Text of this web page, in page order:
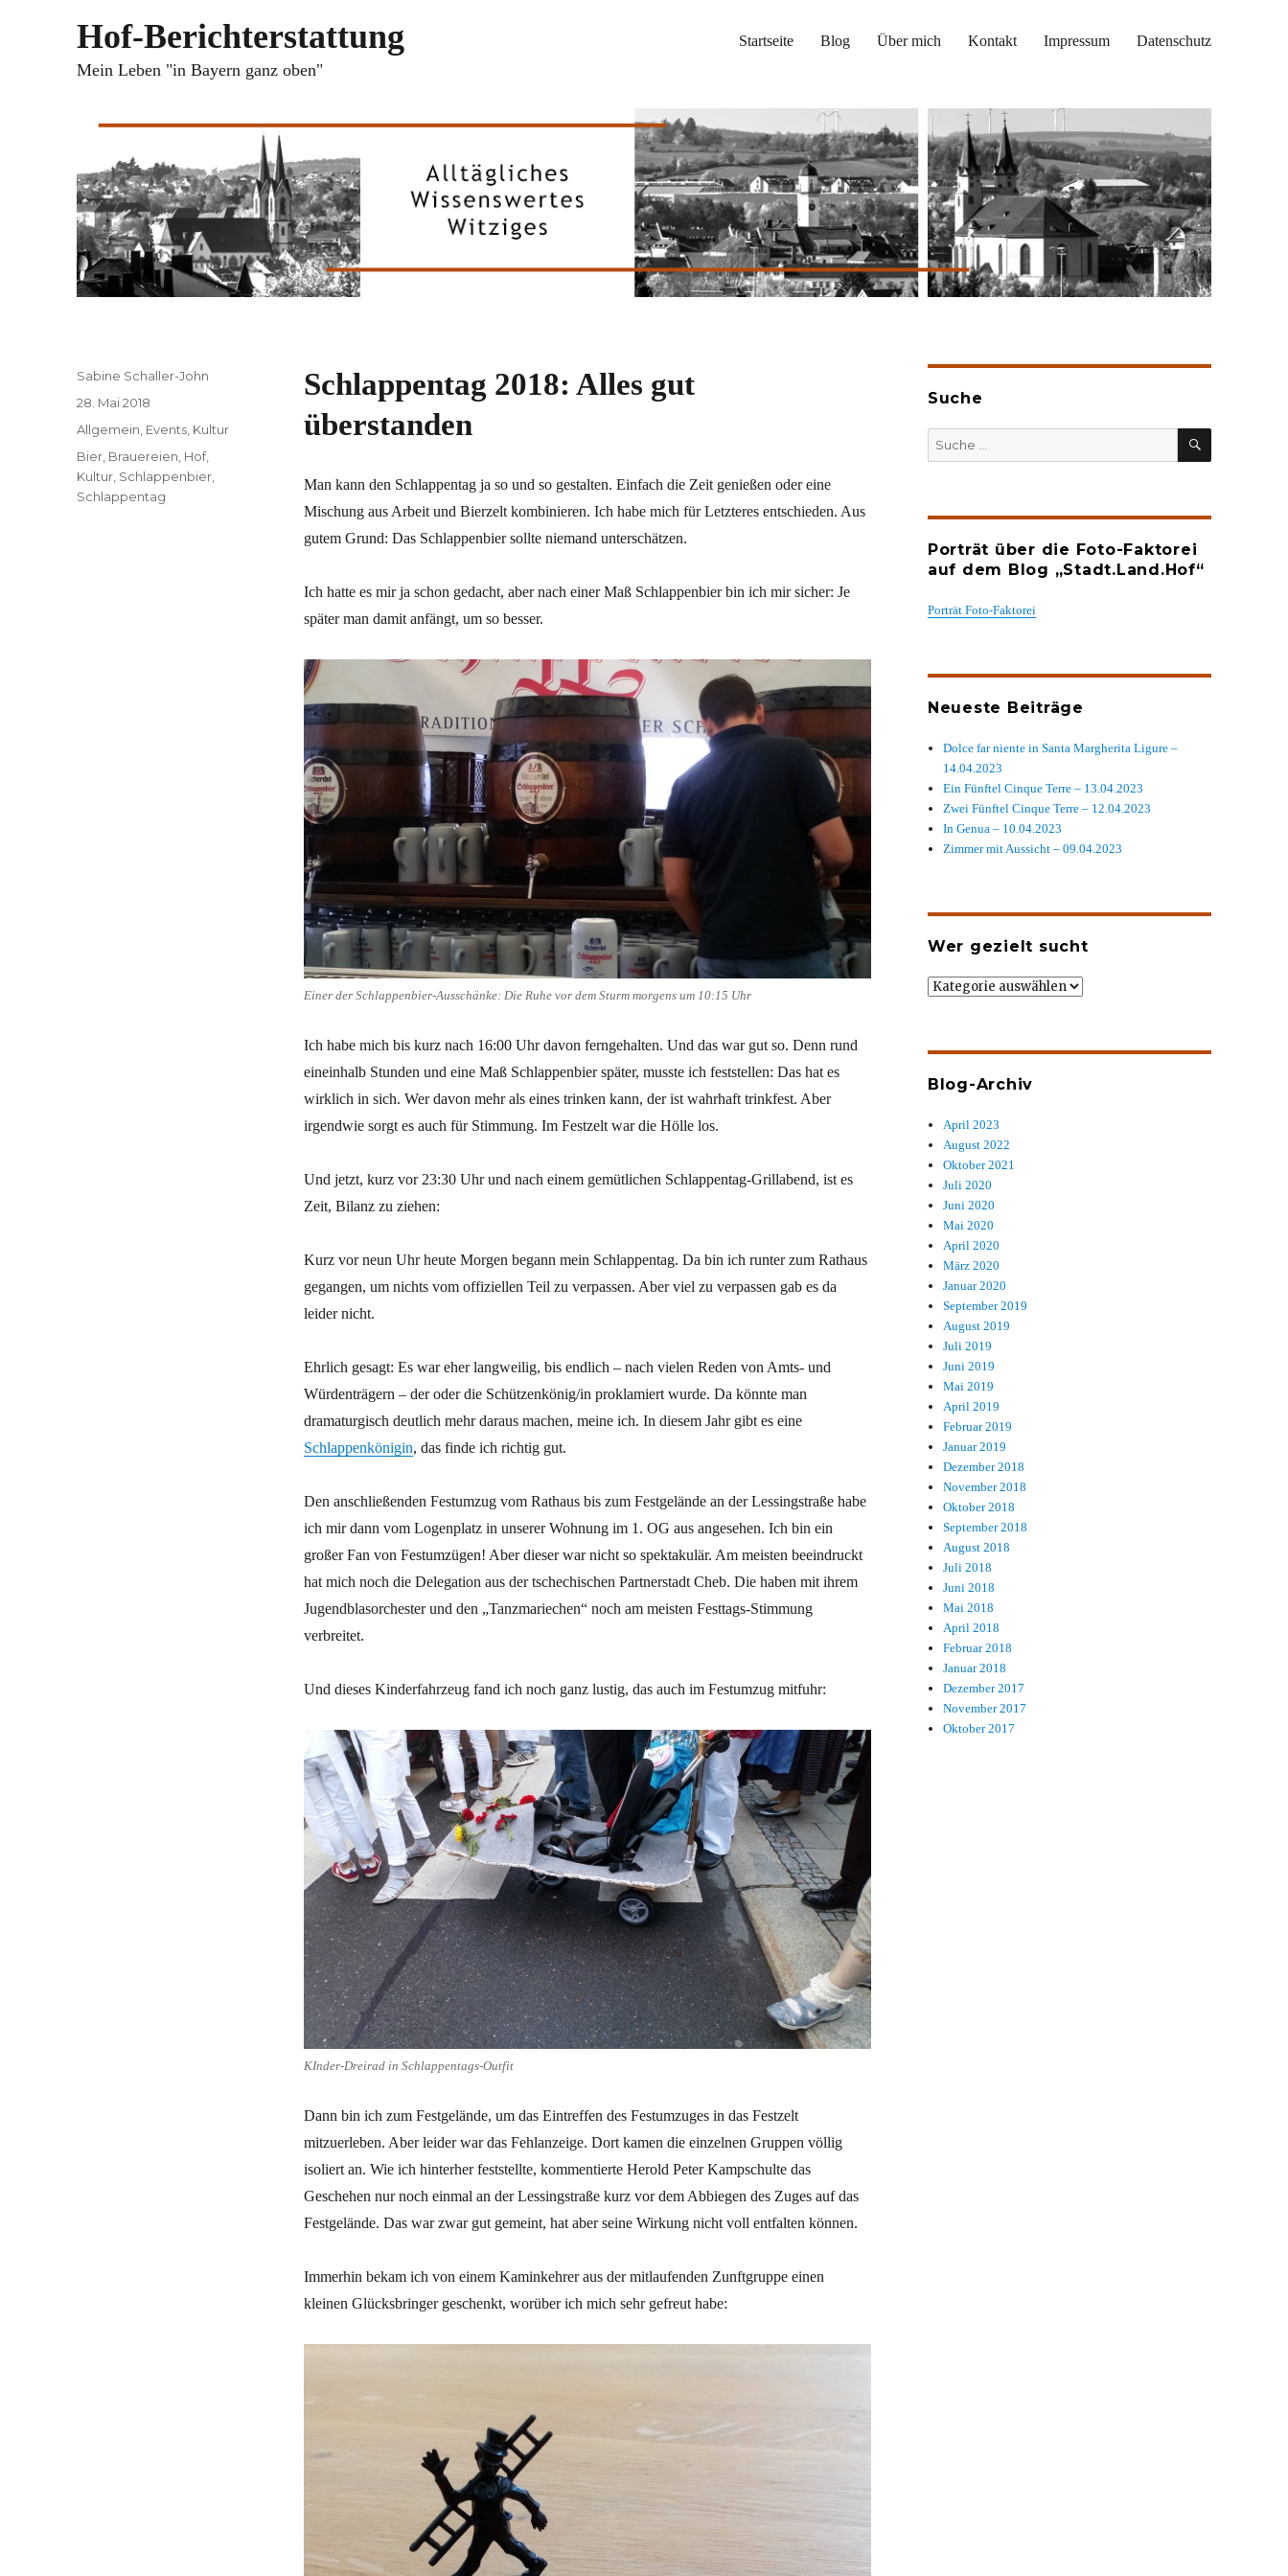
Hof-Berichterstattung
Mein Leben "in Bayern ganz oben"
Startseite Blog Über mich Kontakt Impressum Datenschutz
Schlappentag 2018: Alles gut
überstanden
Man kann den Schlappentag ja so und so gestalten. Einfach die Zeit genießen oder eine
Mischung aus Arbeit und Bierzelt kombinieren. Ich habe mich für Letzteres entschieden. Aus
gutem Grund: Das Schlappenbier sollte niemand unterschätzen.
Ich hatte es mir ja schon gedacht, aber nach einer Maß Schlappenbier bin ich mir sicher: Je
später man damit anfängt, um so besser.
Einer der Schlappenbier-Ausschänke: Die Ruhe vor dem Sturm morgens um 10:15 Uhr
Ich habe mich bis kurz nach 16:00 Uhr davon ferngehalten. Und das war gut so. Denn rund
eineinhalb Stunden und eine Maß Schlappenbier später, musste ich feststellen: Das hat es
wirklich in sich. Wer davon mehr als eines trinken kann, der ist wahrhaft trinkfest. Aber
irgendwie sorgt es auch für Stimmung. Im Festzelt war die Hölle los.
Und jetzt, kurz vor 23:30 Uhr und nach einem gemütlichen Schlappentag-Grillabend, ist es
Zeit, Bilanz zu ziehen:
Kurz vor neun Uhr heute Morgen begann mein Schlappentag. Da bin ich runter zum Rathaus
gegangen, um nichts vom offiziellen Teil zu verpassen. Aber viel zu verpassen gab es da
leider nicht.
Ehrlich gesagt: Es war eher langweilig, bis endlich – nach vielen Reden von Amts- und
Würdenträgern – der oder die Schützenkönig/in proklamiert wurde. Da könnte man
dramaturgisch deutlich mehr daraus machen, meine ich. In diesem Jahr gibt es eine
Schlappenkönigin, das finde ich richtig gut.
Den anschließenden Festumzug vom Rathaus bis zum Festgelände an der Lessingstraße habe
ich mir dann vom Logenplatz in unserer Wohnung im 1. OG aus angesehen. Ich bin ein
großer Fan von Festumzügen! Aber dieser war nicht so spektakulär. Am meisten beeindruckt
hat mich noch die Delegation aus der tschechischen Partnerstadt Cheb. Die haben mit ihrem
Jugendblasorchester und den „Tanzmariechen“ noch am meisten Festtags-Stimmung
verbreitet.
Und dieses Kinderfahrzeug fand ich noch ganz lustig, das auch im Festumzug mitfuhr:
KInder-Dreirad in Schlappentags-Outfit
Dann bin ich zum Festgelände, um das Eintreffen des Festumzuges in das Festzelt
mitzuerleben. Aber leider war das Fehlanzeige. Dort kamen die einzelnen Gruppen völlig
isoliert an. Wie ich hinterher feststellte, kommentierte Herold Peter Kampschulte das
Geschehen nur noch einmal an der Lessingstraße kurz vor dem Abbiegen des Zuges auf das
Festgelände. Das war zwar gut gemeint, hat aber seine Wirkung nicht voll entfalten können.
Immerhin bekam ich von einem Kaminkehrer aus der mitlaufenden Zunftgruppe einen
kleinen Glücksbringer geschenkt, worüber ich mich sehr gefreut habe:
Autor
Sabine Schaller-John
Veröffentlicht
am
28. Mai 2018
Kategorien
Allgemein Events Kultur
Schlagwörter
Bier Brauereien Hof,
Kultur Schlappenbier
Schlappentag
Suche
SUCHEN
Porträt über die Foto-Faktorei
auf dem Blog „Stadt.Land.Hof“
Porträt Foto-Faktorei
Neueste Beiträge
Dolce far niente in Santa Margherita Ligure –
14.04.2023
Ein Fünftel Cinque Terre – 13.04.2023
Zwei Fünftel Cinque Terre – 12.04.2023
In Genua – 10.04.2023
Zimmer mit Aussicht – 09.04.2023
Wer gezielt sucht
Wer
Blog-Archiv
April 2023
August 2022
Oktober 2021
Juli 2020
Juni 2020
Mai 2020
April 2020
März 2020
Januar 2020
September 2019
August 2019
Juli 2019
Juni 2019
Mai 2019
April 2019
Februar 2019
Januar 2019
Dezember 2018
November 2018
Oktober 2018
September 2018
August 2018
Juli 2018
Juni 2018
Mai 2018
April 2018
Februar 2018
Januar 2018
Dezember 2017
November 2017
Oktober 2017